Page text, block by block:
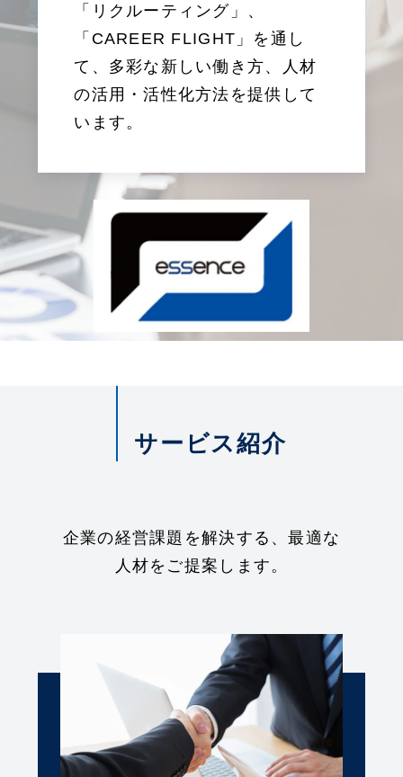
「リクルーティング」、
「CAREER FLIGHT」を通し
て、多彩な新しい働き方、人材
の活用・活性化方法を提供して
います。
サービス紹介
企業の経営課題を解決する、最適な
⼈材をご提案します。